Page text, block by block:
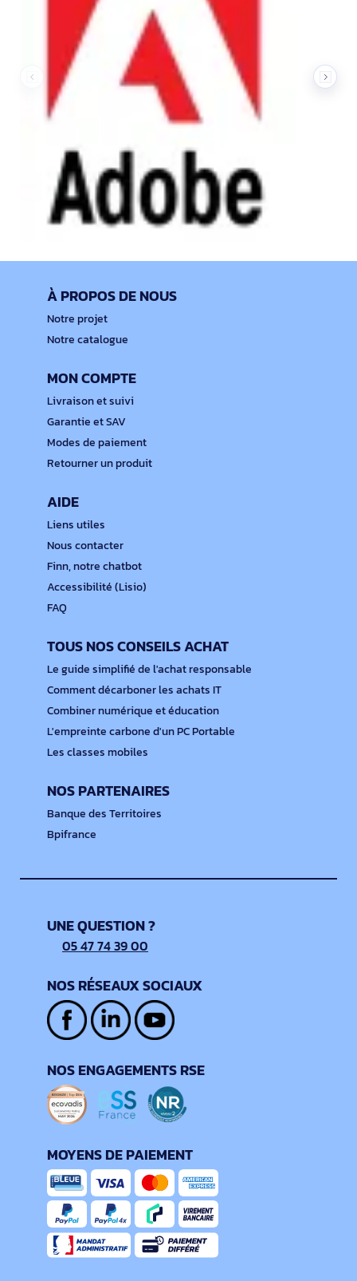
À PROPOS DE NOUS
Notre projet
Notre catalogue
MON COMPTE
Livraison et suivi
Garantie et SAV
Modes de paiement
Retourner un produit
AIDE
Liens utiles
Nous contacter
Finn, notre chatbot
Accessibilité (Lisio)
FAQ
TOUS NOS CONSEILS ACHAT
Le guide simplifié de l'achat responsable
Comment décarboner les achats IT
Combiner numérique et éducation
L'empreinte carbone d'un PC Portable
Les classes mobiles
NOS PARTENAIRES
Banque des Territoires
Bpifrance
UNE QUESTION ?
05 47 74 39 00
NOS RÉSEAUX SOCIAUX
NOS ENGAGEMENTS RSE
MOYENS DE PAIEMENT